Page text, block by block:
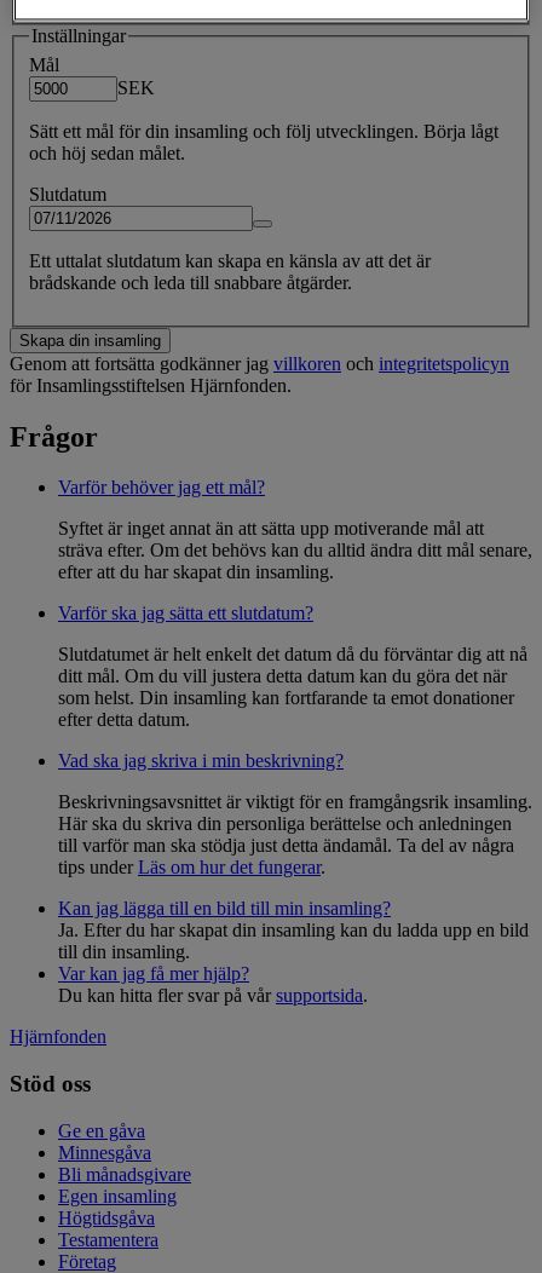
Inställningar
Mål
SEK
Sätt ett mål för din insamling och följ utvecklingen. Börja lågt
och höj sedan målet.
Slutdatum
Ett uttalat slutdatum kan skapa en känsla av att det är
brådskande och leda till snabbare åtgärder.
Skapa din insamling
Genom att fortsätta godkänner jag villkoren och integritetspolicyn
för Insamlingsstiftelsen Hjärnfonden.
Frågor
Varför behöver jag ett mål?
Syftet är inget annat än att sätta upp motiverande mål att
sträva efter. Om det behövs kan du alltid ändra ditt mål senare,
efter att du har skapat din insamling.
Varför ska jag sätta ett slutdatum?
Slutdatumet är helt enkelt det datum då du förväntar dig att nå
ditt mål. Om du vill justera detta datum kan du göra det när
som helst. Din insamling kan fortfarande ta emot donationer
efter detta datum.
Vad ska jag skriva i min beskrivning?
Beskrivningsavsnittet är viktigt för en framgångsrik insamling.
Här ska du skriva din personliga berättelse och anledningen
till varför man ska stödja just detta ändamål. Ta del av några
tips underLäs om hur det fungerar.
Kan jag lägga till en bild till min insamling?
Ja. Efter du har skapat din insamling kan du ladda upp en bild
till din insamling.
Var kan jag få mer hjälp?
Du kan hitta fler svar på vårsupportsida.
Hjärnfonden
Stöd oss
Ge en gåva
Minnesgåva
Bli månadsgivare
Egen insamling
Högtidsgåva
Testamentera
Företag